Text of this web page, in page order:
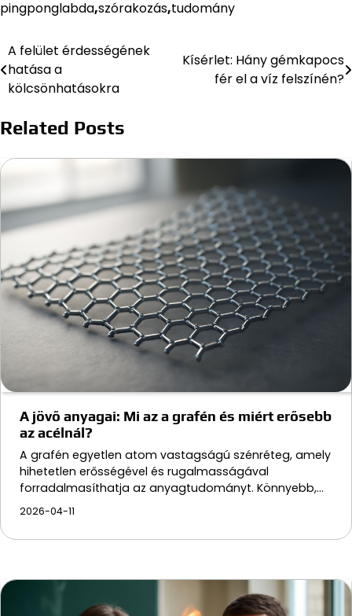
pingponglabda,szórakozás,tudomány
Bejegyzés
navigáció
A felület érdességének
hatása a
kölcsönhatásokra
Kísérlet: Hány gémkapocs
fér el a víz felszínén?
Related Posts
A jövő anyagai: Mi az a grafén és miért erősebb
az acélnál?
A grafén egyetlen atom vastagságú szénréteg, amely
hihetetlen erősségével és rugalmasságával
forradalmasíthatja az anyagtudományt. Könnyebb,…
2026-04-11